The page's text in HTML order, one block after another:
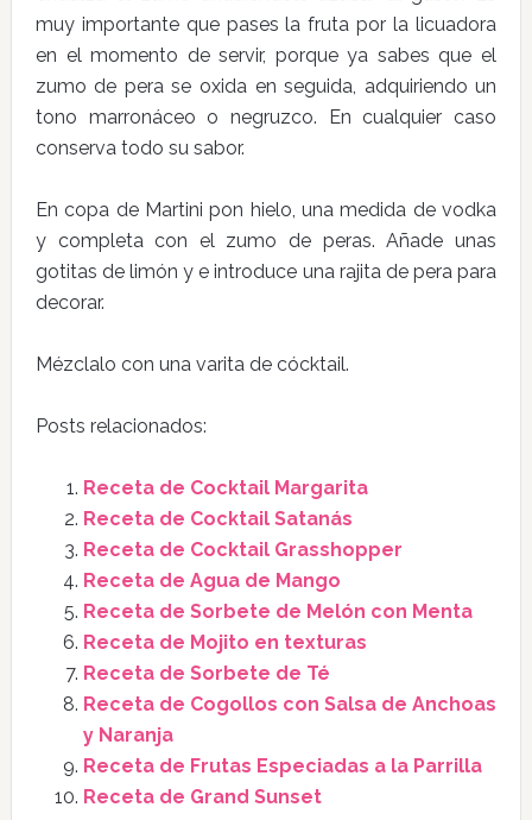
muy importante que pases la fruta por la licuadora
en el momento de servir, porque ya sabes que el
zumo de pera se oxida en seguida, adquiriendo un
tono marronáceo o negruzco. En cualquier caso
conserva todo su sabor.
En copa de Martini pon hielo, una medida de vodka
y completa con el zumo de peras. Añade unas
gotitas de limón y e introduce una rajita de pera para
decorar.
Mézclalo con una varita de cócktail.
Posts relacionados:
Receta de Cocktail Margarita
Receta de Cocktail Satanás
Receta de Cocktail Grasshopper
Receta de Agua de Mango
Receta de Sorbete de Melón con Menta
Receta de Mojito en texturas
Receta de Sorbete de Té
Receta de Cogollos con Salsa de Anchoas
y Naranja
Receta de Frutas Especiadas a la Parrilla
Receta de Grand Sunset